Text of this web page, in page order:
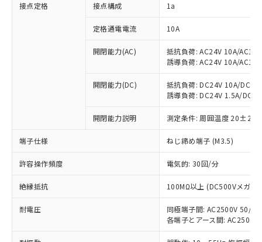
接点定格 接点構成 1a
定格通電電流 10A
開閉能力(AC)
抵抗負荷: AC24V 10A/
誘導負荷: AC24V 10A/
開閉能力(DC)
抵抗負荷: DC24V 10A/
誘導負荷: DC24V 1.5A/
開閉能力説明 測定条件: 周囲温度 20±2℃
端子仕様 ねじ締め端子 (M3.5)
許容操作頻度 電気的: 30回/分
絶縁抵抗 100MΩ以上 (DC500Vメガ)
耐電圧
同極端子間: AC2500V 50/
各端子とアース間:
ご利用条件
以下の条件をお読みいただき、同意のうえ
本サービスは、当社制御機器事業取扱
(税抜)を提供させていただくもので
当社制御機器事業取扱商品の中には、
本サービスの対象外となる商品もある
在庫状況および標準価格照会結果は、
記載している更新日時点での社内デー
タに基づき作成されるものであり、閲
覧された時点での実際の在庫および標
準価格とは異なる場合があることをご
対応予定：EU RoHS指令（10物質）の非含
有に対応した製品に切り替える予定のある
対応予定なし：EU RoHS指令（10物質）の
非含有に非対応の商品で、対応品を出す予
調査・確認中：EU RoHS指令（10物質）の
非含有の対応状況を調査中または確認中の
非該当品：ライセンス料など無形物で、有
仕入先様の事情により、非含有部品として
いたものが、含有品と判明した場合などや
むを得ず変更することがあります。
鉛(Pb) 1000ppm以下、 水銀(Hg) 1000ppm以下、 カド
六価クロム(Cr(Ⅵ)) 1000ppm以下、ポリ臭化ビフェニル
類(PBB) 1000ppm以下、ポリ臭化ジフェニルエーテル類
(PBDE) 1000ppm以下、フタル酸ビス(2-エチルヘキシ
「○」：最大均質材料含有率が中国RoHSの
基準値以下であることを示します。
「×」：最大均質材料含有率が中国RoHSの
「－」：未確認です。当社販売部門へお問
い合わせください。
*中国RoHS10物質の基準値 (GB/T26572)：
Pb(鉛) :1000ppm、 Hg(水銀) : 1000ppm、 Cd(カドミウ
Cr(Ⅵ)(六価クロム) : 1000ppm、 PBBs(ポリ臭化ビフェ
当社は、これら貴社製品のうち、外国
為替および外国貿易法に定める商品
（以下｢規制貨物等」という）を輸出
または国外への提供する場合は、日本
国政府の輸出許可(または役務取引許
可)を取得するなどの必要な手続きを